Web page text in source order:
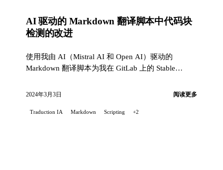
AI 驱动的 Markdown 翻译脚本中代码块
检测的改进
使用我由 AI（Mistral AI 和 Open AI）驱动的
Markdown 翻译脚本为我在 GitLab 上的 Stable
2024年3月3日 阅读更多
Traduction IA Markdown Scripting +2